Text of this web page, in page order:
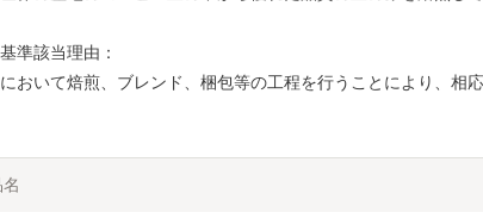
準該当理由：
おいて焙煎、ブレンド、梱包等の工程を行うことにより、相